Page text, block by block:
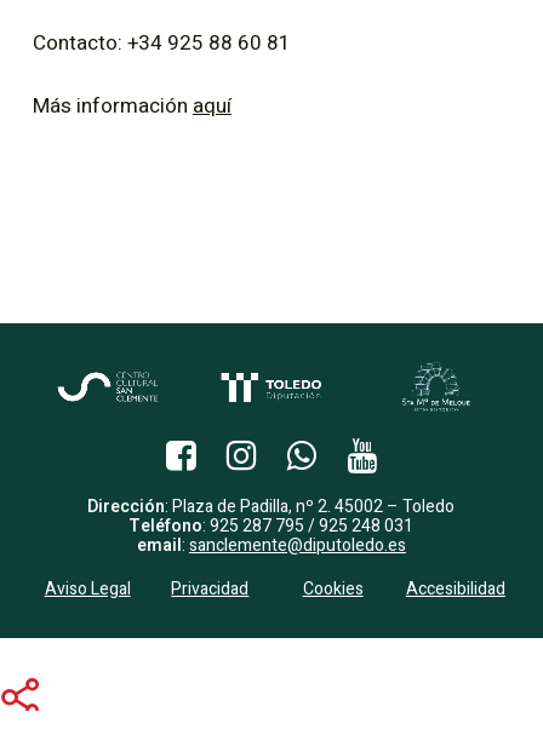
Contacto: +34 925 88 60 81
Más información aquí
Dirección: Plaza de Padilla, nº 2. 45002 – Toledo
Teléfono: 925 287 795 / 925 248 031
email:sanclemente@diputoledo.es
Aviso Legal
Privacidad Cookies Accesibilidad